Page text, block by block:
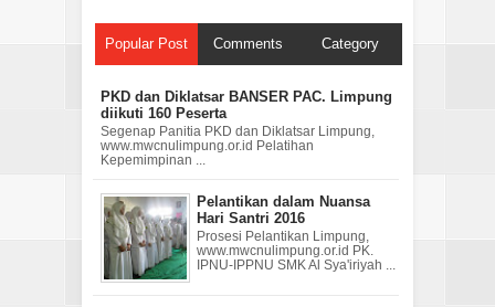
Popular Post Comments Category
PKD dan Diklatsar BANSER PAC. Limpung
diikuti 160 Peserta
Segenap Panitia PKD dan Diklatsar Limpung,
www.mwcnulimpung.or.id Pelatihan
Kepemimpinan ...
Pelantikan dalam Nuansa
Hari Santri 2016
Prosesi Pelantikan Limpung,
www.mwcnulimpung.or.id PK.
IPNU-IPPNU SMK Al Sya'iriyah ...